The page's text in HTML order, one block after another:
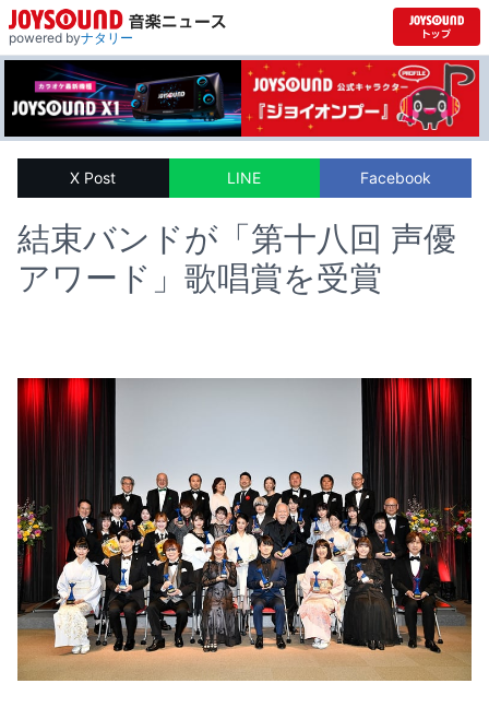
powered byナタリー
X Post LINE Facebook
結束バンドが「第十八回 声優
アワード」歌唱賞を受賞